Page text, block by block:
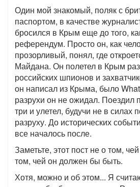
Один мой знакомый, поляк с
паспортом, в качестве
бросился в Крым еще до того,
референдум. Просто он, как
прозорливый, понял, где
Майдана. Он полетел в Крым
российских шпионов и
он написал из Крыма, было
разрухи он не ожидал. Поездил
три и улетел, будучи не в силах
разруху. До исторических
все началось после.
Заметьте, этот пост не о том,
том, чей он должен бы быть.
Хотя, можно и об этом... Я